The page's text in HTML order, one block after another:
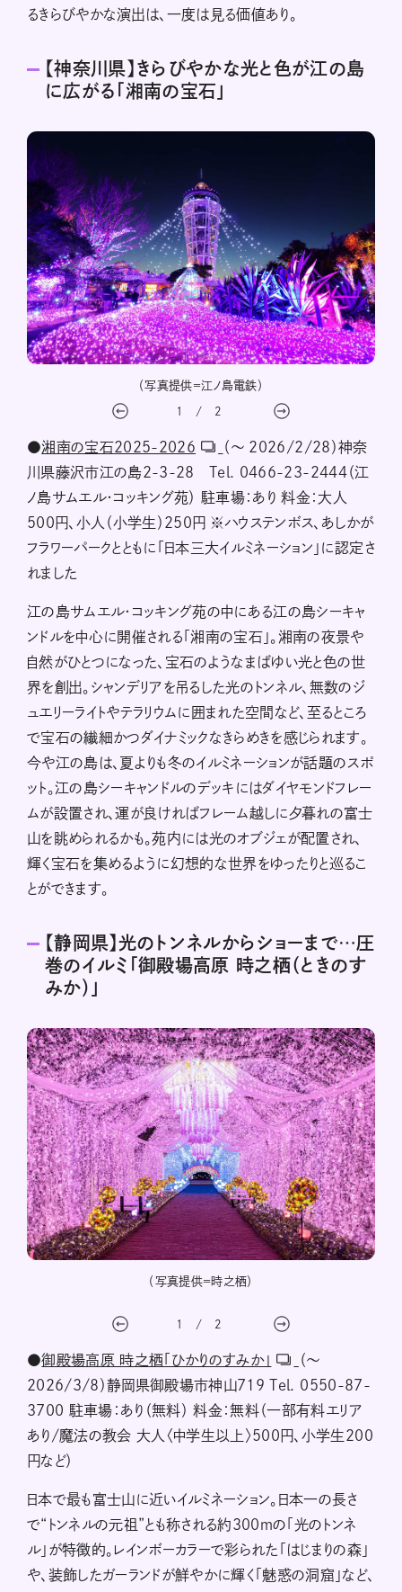
るきらびやかな演出は、一度は見る価値あり。
【神奈川県】きらびやかな光と色が江の島
に広がる「湘南の宝石」
（写真提供＝江ノ島電鉄）
1 / 2
●湘南の宝石2025-2026
（〜 2026/2/28）神奈
川県藤沢市江の島2-3-28 Tel. 0466-23-2444（江
ノ島サムエル・コッキング苑） 駐車場：あり 料金：大人
500円、小人（小学生）250円 ※ハウステンボス、あしかが
フラワーパークとともに「日本三大イルミネーション」に認定さ
れました
江の島サムエル・コッキング苑の中にある江の島シーキャ
ンドルを中心に開催される「湘南の宝石」。湘南の夜景や
自然がひとつになった、宝石のようなまばゆい光と色の世
界を創出。シャンデリアを吊るした光のトンネル、無数のジ
ュエリーライトやテラリウムに囲まれた空間など、至るところ
で宝石の繊細かつダイナミックなきらめきを感じられます。
今や江の島は、夏よりも冬のイルミネーションが話題のスポ
ット。江の島シーキャンドルのデッキにはダイヤモンドフレー
ムが設置され、運が良ければフレーム越しに夕暮れの富士
山を眺められるかも。苑内には光のオブジェが配置され、
輝く宝石を集めるように幻想的な世界をゆったりと巡るこ
とができます。
【静岡県】光のトンネルからショーまで…圧
巻のイルミ「御殿場高原 時之栖（ときのす
みか）」
（写真提供＝時之栖）
1 / 2
●御殿場高原 時之栖「ひかりのすみか」
（〜
2026/3/8）静岡県御殿場市神山719 Tel. 0550-87-
3700 駐車場：あり（無料） 料金：無料（一部有料エリア
あり/魔法の教会 大人〈中学生以上〉500円、小学生200
円など）
日本で最も富士山に近いイルミネーション。日本一の長さ
で“トンネルの元祖”とも称される約300ｍの「光のトンネ
ル」が特徴的。レインボーカラーで彩られた「はじまりの森」
や、装飾したガーランドが鮮やかに輝く「魅惑の洞窟」など、